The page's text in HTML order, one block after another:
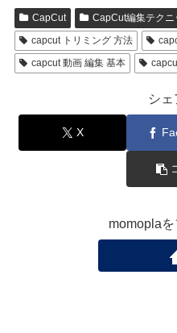
CapCut CapCut編集テクニ
capcut トリミング 方法
capcut 動画 編集 基本
シェ
X
momopla